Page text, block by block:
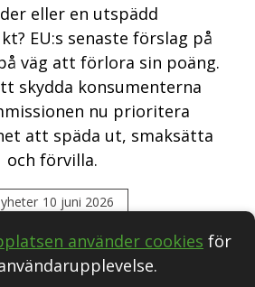
eller en utspädd
EU:s senaste förslag på
väg att förlora sin poäng.
skydda konsumenterna
nu prioritera
att späda ut, smaksätta
och förvilla.
10 juni 2026
i Sociala medier:
använder cookies för